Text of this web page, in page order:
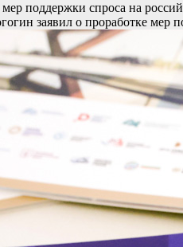
поддержки спроса на
заявил о проработке мер